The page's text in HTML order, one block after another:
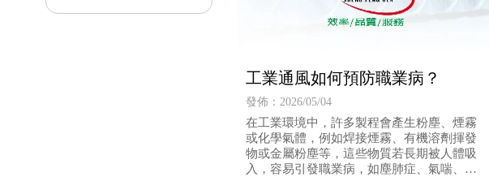
工業通風如何預防職業病？
發佈：2026/05/04
在工業環境中，許多製程會產生粉塵、煙霧
或化學氣體，例如焊接煙霧、有機溶劑揮發
物或金屬粉塵等，這些物質若長期被人體吸
入，容易引發職業病，如塵肺症、氣喘、甚